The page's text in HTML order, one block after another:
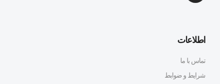
اطلاعات
تماس با ما
شرایط و ضوابط